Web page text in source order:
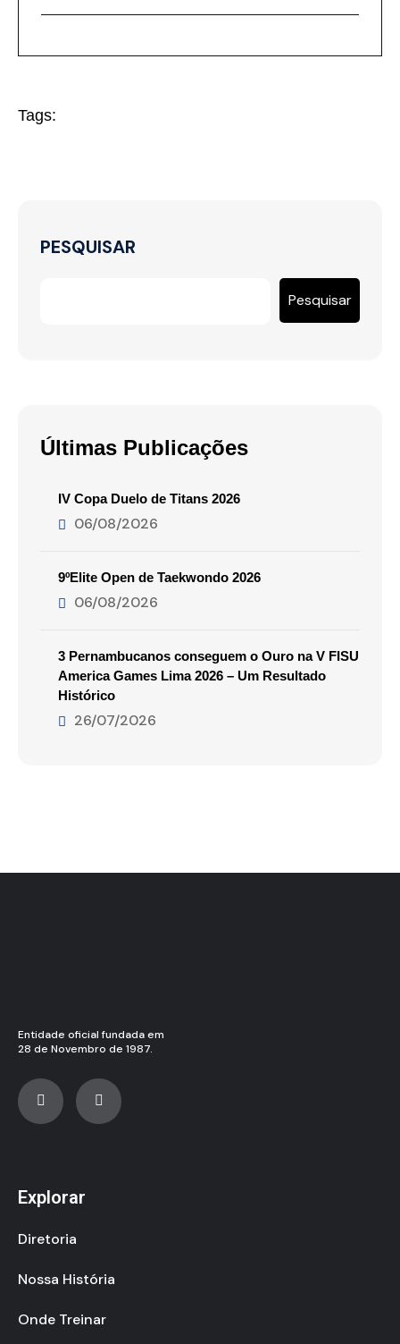
Tags:
PESQUISAR
Pesquisar
Últimas Publicações
IV Copa Duelo de Titans 2026
06/08/2026
9ºElite Open de Taekwondo 2026
06/08/2026
3 Pernambucanos conseguem o Ouro na V FISU
America Games Lima 2026 – Um Resultado
Histórico
26/07/2026
Entidade oficial fundada em
28 de Novembro de 1987.
Explorar
Diretoria
Nossa História
Onde Treinar